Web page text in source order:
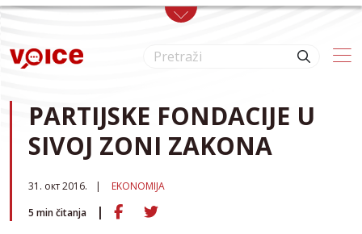
Skip to main content
PARTIJSKE FONDACIJE U
SIVOJ ZONI ZAKONA
31. окт 2016.
EKONOMIJA
5 min čitanja